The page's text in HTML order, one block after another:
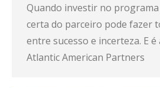
Quando investir no programa
certa do parceiro pode fazer
entre sucesso e incerteza. E é
Atlantic American Partners